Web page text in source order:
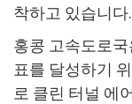
착하고 있습니다.
홍콩 고속도로
표를 달성하기
로 클린 터널 에